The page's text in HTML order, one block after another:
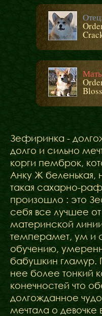
Отец:
Зефиринка -
долго и сильно
корги пемброк,
Анку Ж беленькая,
такая сахарно-
произошло : это
себя все лучшее
материнской
темперамет, ум и
обучению,
бабушкин гламур.
нее более тонкий
конечностей что
долгожданное
мечтала о